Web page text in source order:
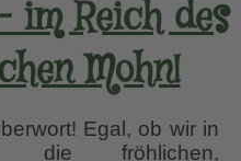
im Reich des
Mohn!
Egal, ob wir in
die fröhlichen,